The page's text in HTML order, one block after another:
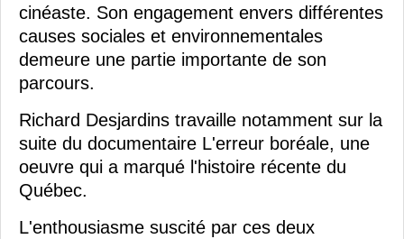
cinéaste. Son engagement envers différentes
causes sociales et environnementales
demeure une partie importante de son
parcours.
Richard Desjardins travaille notamment sur la
suite du documentaire L'erreur boréale, une
oeuvre qui a marqué l'histoire récente du
Québec.
L'enthousiasme suscité par ces deux